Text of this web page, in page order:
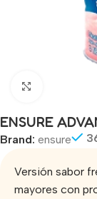
ENSURE
Brand: ensure
Versión sabor
mayores con